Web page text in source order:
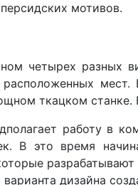
мотивов.
четырех разных
ткацком
работу в
В это время
дизайна